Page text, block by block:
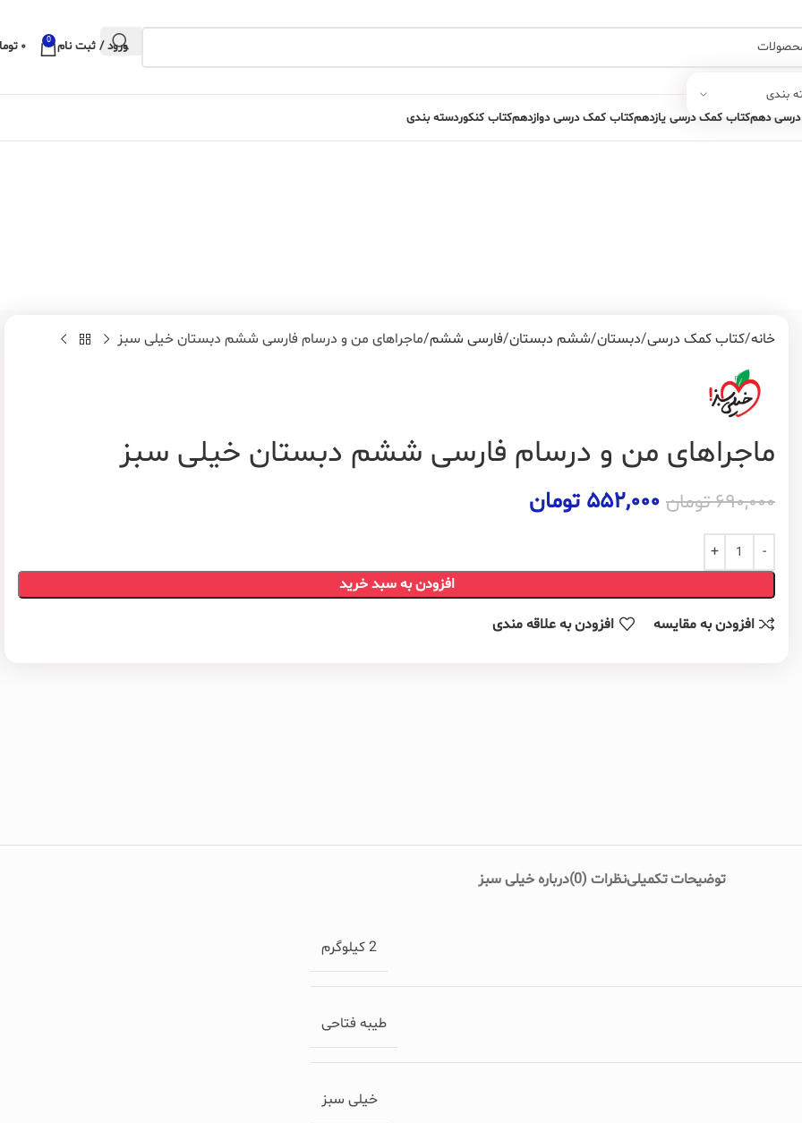
بندی
ورود / ثبت نام 0 ۰
دهمکتاب کمک درسی یازدهمکتاب کمک درسی دوازدهمکتاب کنکوردسته بندی
خانه کتاب کمک درسی دبستان ششم دبستان فارسی ششم ماجراهای من و درسام فارسی ششم دبستان خیلی سبز
ماجراهای من و درسام فارسی ششم دبستان خیلی سبز
۶۹۰,۰۰۰تومان ۵۵۲,۰۰۰ تومان
افزودن به سبد خرید
افزودن به مقایسه افزودن به علاقه مندی
توضیحات تکمیلینظرات (0) درباره خیلی سبز
2 کیلوگرم
طیبه فتاحی
خیلی سبز